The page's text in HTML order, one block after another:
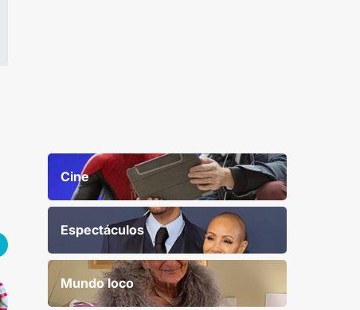
Cine
Espectáculos
Mundo loco